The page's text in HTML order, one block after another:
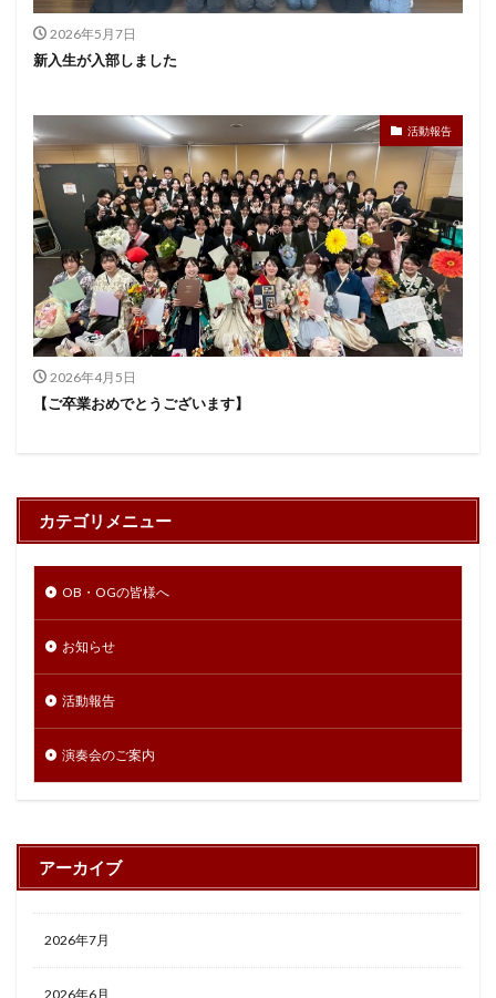
2026年5月7日
新入生が入部しました
活動報告
2026年4月5日
【ご卒業おめでとうございます】
カテゴリメニュー
OB・OGの皆様へ
お知らせ
活動報告
演奏会のご案内
アーカイブ
2026年7月
2026年6月